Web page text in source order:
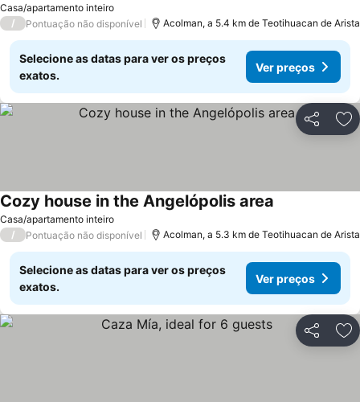
Casa/apartamento inteiro
/ Pontuação não disponível Acolman, a 5.4 km de Teotihuacan de Arista
Selecione as datas para ver os preços
exatos.
Ver preços
Partilhar
Casa/apartamento inteiro
Cozy house in the Angelópolis area
/ Pontuação não disponível Acolman, a 5.3 km de Teotihuacan de Arista
Selecione as datas para ver os preços
exatos.
Ver preços
Partilhar